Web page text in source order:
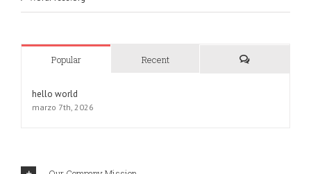
Popular Recent
hello world
marzo 7th, 2026